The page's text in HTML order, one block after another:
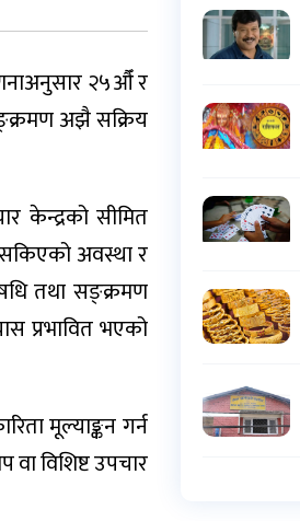
२५औँ र
अझै सक्रिय
केन्द्रको सीमित
अवस्था र
तथा सङ्क्रमण
प्रभावित भएको
मूल्याङ्कन गर्न
विशिष्ट उपचार